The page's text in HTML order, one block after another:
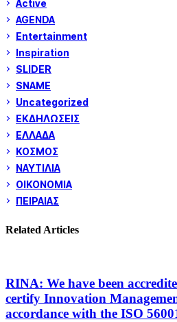
Active
AGENDA
Entertainment
Inspiration
SLIDER
SNAME
Uncategorized
ΕΚΔΗΛΩΣΕΙΣ
ΕΛΛΑΔΑ
ΚΟΣΜΟΣ
ΝΑΥΤΙΛΙΑ
ΟΙΚΟΝΟΜΙΑ
ΠΕΙΡΑΙΑΣ
Related Articles
RINA: We have been
certify Innovation
accordance with the ISO